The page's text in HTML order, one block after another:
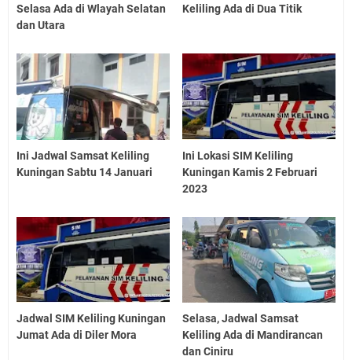
Selasa Ada di Wlayah Selatan
dan Utara
Keliling Ada di Dua Titik
Ini Jadwal Samsat Keliling
Kuningan Sabtu 14 Januari
Ini Lokasi SIM Keliling
Kuningan Kamis 2 Februari
2023
Jadwal SIM Keliling Kuningan
Jumat Ada di Diler Mora
Selasa, Jadwal Samsat
Keliling Ada di Mandirancan
dan Ciniru